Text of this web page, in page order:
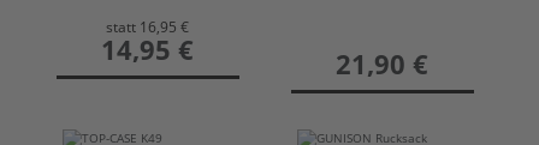
statt 16,95 €
preis
14,95 € preis
21,90 €